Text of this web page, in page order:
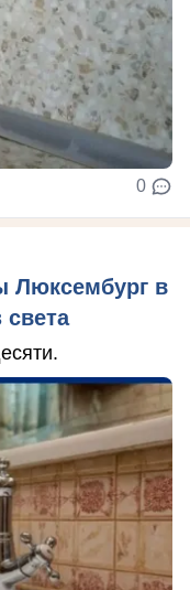
0
Люксембург в